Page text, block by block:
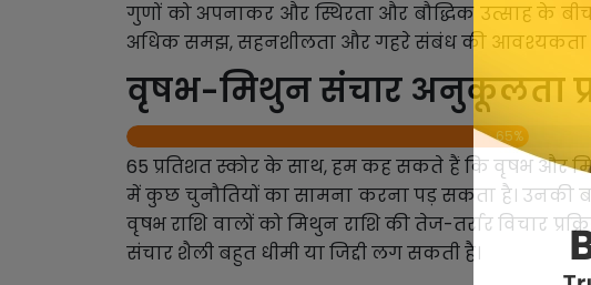
गुणों को अपनाकर और स्थिरता और बौद्धिक उत्साह के
अधिक समझ, सहनशीलता और गहरे संबंध की आवश्यकता
वृषभ-मिथुन संचार अनुकूलता
65%
65 प्रतिशत स्कोर के साथ, हम कह सकते हैं कि वृषभ और
में कुछ चुनौतियों का सामना करना पड़ सकता है।
वृषभ राशि वालों को मिथुन राशि की तेज-तर्रार विचार
संचार शैली बहुत धीमी या जिद्दी लग सकती है।